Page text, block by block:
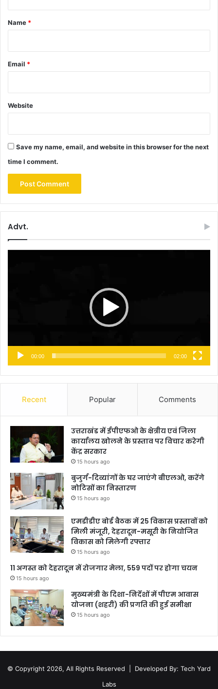
*
Name *
Email *
Website
Save my name, email, and website in this browser for the next
time I comment.
Advt.
00:00 02:00
Recent Popular Comments
उत्तराखंड में ईपीएफओ के क्षेत्रीय एवं जिला
कार्यालय खोलने के प्रस्ताव पर विचार करेगी
केंद्र सरकार
15 hours ago
बुजुर्ग-दिव्यांगों के घर जाएंगे बीएलओ, करेंगे
नोटिसों का निस्तारण
15 hours ago
एमडीडीए बोर्ड बैठक में 25 विकास प्रस्तावों को
मिली मंजूरी, देहरादून-मसूरी के नियोजित
विकास को मिलेगी रफ्तार
15 hours ago
11 अगस्त को देहरादून में रोजगार मेला, 559 पदों पर होगा चयन
15 hours ago
मुख्यमंत्री के दिशा-निर्देशों में पीएम आवास
योजना (शहरी) की प्रगति की हुई समीक्षा
15 hours ago
© Copyright 2026, All Rights Reserved | Developed By: Tech Yard
Labs